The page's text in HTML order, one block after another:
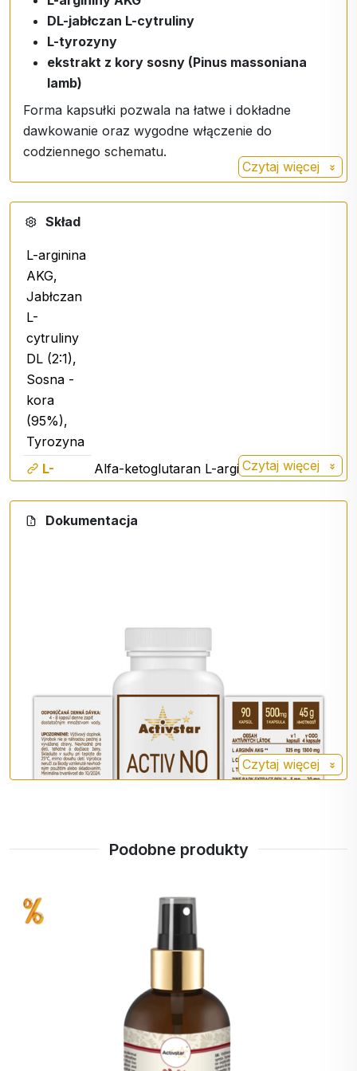
DL-jabłczan L-cytruliny
L-tyrozyny
ekstrakt z kory sosny (Pinus massoniana
lamb)
Forma kapsułki pozwala na łatwe i dokładne
dawkowanie oraz wygodne włączenie do
codziennego schematu.
Zalecane dawkowanie
4 - 8 kapsułek dziennie
Popić dużą ilością wody.
Czytaj więcej
Skład
L-arginina
AKG,
Jabłczan
L-
cytruliny
DL (2:1),
Sosna -
kora
(95%),
Tyrozyna
L-
Alfa-ketoglutaran L-argininy jest
argininy. Aminokwas, który bierze
dba o dobrą kondycję układu
sercowo-naczyniowego.
Jabłczan
cytruliny
DL
Znacznie poprawia krążenie krwi w
mięśniach, tkankach miękkich, pomaga
mężczyznom szybciej osiągnąć
erekcję, rozszerza naczynia
krwionośne i dostarcza energii, obniża
- kora
który chroni komórki przed wolnymi
Tyrozyna jest aminokwasem
egzogennym
, co oznacza, że w
egzogennych, może być
syntetyzowana z innych substancji. Jej
odpowiedni poziom ma pozytywny
wpływ na witalność, koncentrację, a
Czytaj więcej
Dokumentacja
Czytaj więcej
Podobne produkty